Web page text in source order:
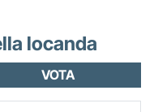
locanda
VOTA